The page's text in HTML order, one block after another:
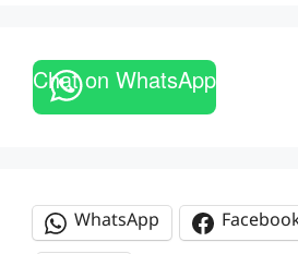
Chat on WhatsApp
WhatsApp